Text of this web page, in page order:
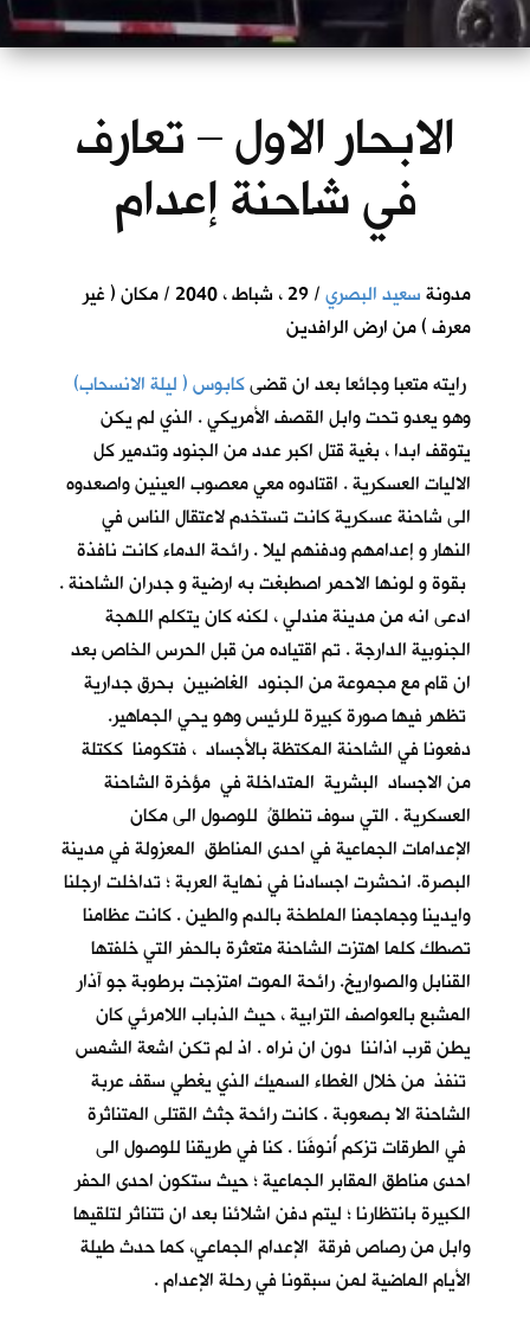
الابحار الاول – تعارف
في شاحنة إعدام
مدونةسعيد البصري
/ 29 ، شباط ، 2040 / مكان ( غير
معرف ) من ارض الرافدين
رايته متعبا وجائعا بعد ان قضىكابوس ( ليلة الانسحاب)
وهو يعدو تحت وابل القصف الأمريكي . الذي لم يكن
يتوقف ابدا ، بغية قتل اكبر عدد من الجنود وتدمير كل
الاليات العسكرية . اقتادوه معي معصوب العينين واصعدوه
الى شاحنة عسكرية كانت تستخدم لاعتقال الناس في
النهار و إعدامهم ودفنهم ليلا . رائحة الدماء كانت نافذة
بقوة و لونها الاحمر اصطبغت به ارضية و جدران الشاحنة .
ادعى انه من مدينة مندلي ، لكنه كان يتكلم اللهجة
الجنوبية الدارجة . تم اقتياده من قبل الحرس الخاص بعد
ان قام مع مجموعة من الجنود الغاضبين بحرق جدارية
تظهر فيها صورة كبيرة للرئيس وهو يحي الجماهير.
دفعونا في الشاحنة المكتظة بالأجساد ، فتكومنا ككتلة
من الاجساد البشرية المتداخلة في مؤخرة الشاحنة
العسكرية . التي سوف تنطلقُ للوصول الى مكان
الإعدامات الجماعية في احدى المناطق المعزولة في مدينة
البصرة. انحشرت اجسادنا في نهاية العربة ؛ تداخلت ارجلنا
وايدينا وجماجمنا الملطخة بالدم والطين . كانت عظامنا
تصطك كلما اهتزت الشاحنة متعثرة بالحفر التي خلفتها
القنابل والصواريخ. رائحة الموت امتزجت برطوبة جو آذار
المشبع بالعواصف الترابية ، حيث الذباب اللامرئي كان
يطن قرب اذاننا دون ان نراه . اذ لم تكن اشعة الشمس
تنفذ من خلال الغطاء السميك الذي يغطي سقف عربة
الشاحنة الا بصعوبة . كانت رائحة جثث القتلى المتناثرة
في الطرقات تزكم أُنوفَنا . كنا في طريقنا للوصول الى
احدى مناطق المقابر الجماعية ؛ حيث ستكون احدى الحفر
الكبيرة بانتظارنا ؛ ليتم دفن اشلائنا بعد ان تتناثر لتلقيها
وابل من رصاص فرقة الإعدام الجماعي، كما حدث طيلة
الأيام الماضية لمن سبقونا في رحلة الإعدام .